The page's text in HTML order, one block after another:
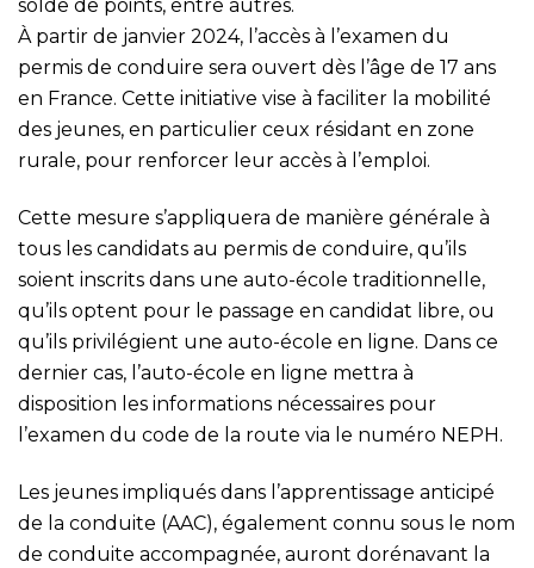
solde de points, entre autres.
À partir de janvier 2024, l’accès à l’examen du
permis de conduire sera ouvert dès l’âge de 17 ans
en France. Cette initiative vise à faciliter la mobilité
des jeunes, en particulier ceux résidant en zone
rurale, pour renforcer leur accès à l’emploi.
Cette mesure s’appliquera de manière générale à
tous les candidats au permis de conduire, qu’ils
soient inscrits dans une auto-école traditionnelle,
qu’ils optent pour le passage en candidat libre, ou
qu’ils privilégient une auto-école en ligne. Dans ce
dernier cas, l’auto-école en ligne mettra à
disposition les informations nécessaires pour
l’examen du code de la route via le numéro NEPH.
Les jeunes impliqués dans l’apprentissage anticipé
de la conduite (AAC), également connu sous le nom
de conduite accompagnée, auront dorénavant la